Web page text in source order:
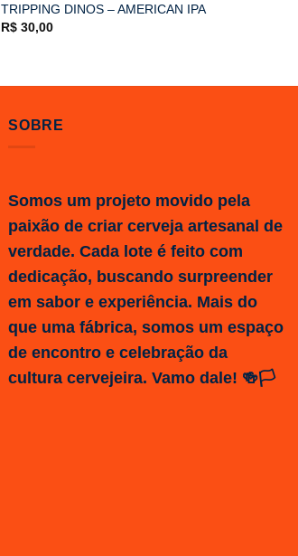
TRIPPING DINOS – AMERICAN IPA
R$ 30,00
SOBRE
Somos um projeto movido pela
paixão de criar cerveja artesanal de
verdade. Cada lote é feito com
dedicação, buscando surpreender
em sabor e experiência. Mais do
que uma fábrica, somos um espaço
de encontro e celebração da
cultura cervejeira. Vamo dale! 🍻🏳️